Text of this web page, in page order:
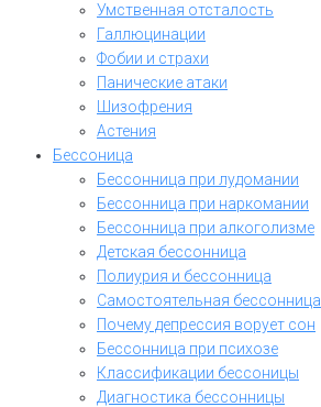
Умственная отсталость
Галлюцинации
Фобии и страхи
Панические атаки
Шизофрения
Астения
Бессоница
Бессонница при лудомании
Бессонница при наркомании
Бессонница при алкоголизме
Детская бессонница
Полиурия и бессонница
Самостоятельная бессонница
Почему депрессия ворует сон
Бессонница при психозе
Классификации бессоницы
Диагностика бессонницы